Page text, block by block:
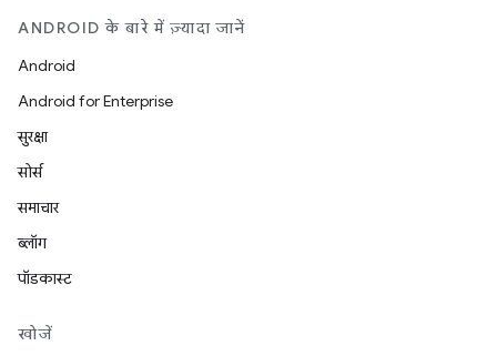
ANDROID के बारे में ज़्यादा जानें
Android
Android for Enterprise
सुरक्षा
सोर्स
समाचार
ब्लॉग
पॉडकास्ट
खोजें